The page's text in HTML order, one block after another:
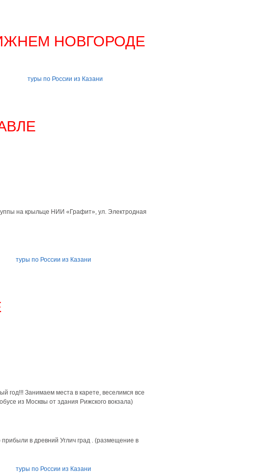
НОВГОРОДЕ
туры по России из Казани
на крыльце НИИ «Графит», ул. Электродная
туры по России из Казани
год!!! Занимаем места в карете, веселимся все
из Москвы от здания Рижского вокзала)
в древний Углич град . (размещение в
туры по России из Казани